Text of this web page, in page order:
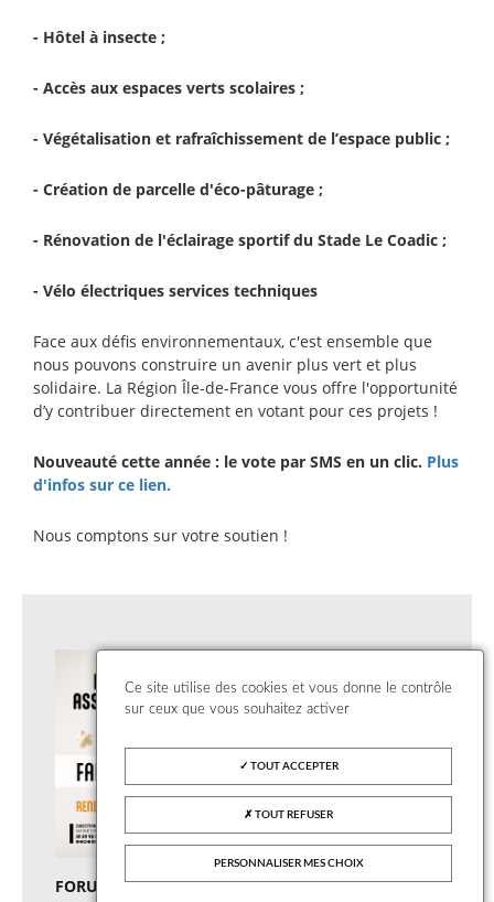
- Hôtel à insecte ;
- Accès aux espaces verts scolaires ;
- Végétalisation et rafraîchissement de l’espace public ;
- Création de parcelle d'éco-pâturage ;
- Rénovation de l'éclairage sportif du Stade Le Coadic ;
- Vélo électriques services techniques
Face aux défis environnementaux, c'est ensemble que
nous pouvons construire un avenir plus vert et plus
solidaire. La Région Île-de-France vous offre l'opportunité
d’y contribuer directement en votant pour ces projets !
Nouveauté cette année : le vote par SMS en un clic. Plus
d'infos sur ce lien.
Nous comptons sur votre soutien !
FORUM DES ASSOCIATIONS
Ce site utilise des cookies et vous donne le contrôle
sur ceux que vous souhaitez activer
TOUT ACCEPTER
TOUT REFUSER
PERSONNALISER MES CHOIX